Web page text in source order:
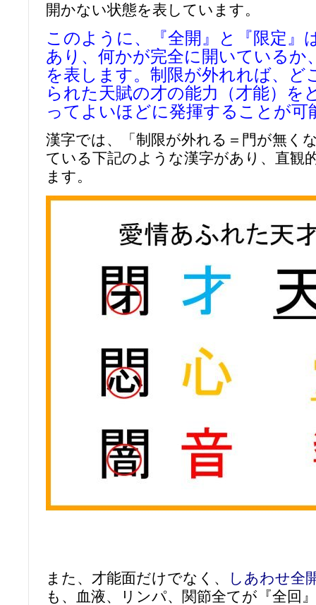
開かない状態を表しています。
このように、『全開』と『限定』
あり、何かが完全に開いているか
を表します。制限が外れれば、ど
られた天賦の才の能力（才能）を
ってよいほどに発揮することが可
漢字では、「制限が外れる＝門が無く
ている下記のような漢字があり、直観
ます。
また、才能面だけでなく、
しあわせ全
も、血液、リンパ、関節全てが『全回